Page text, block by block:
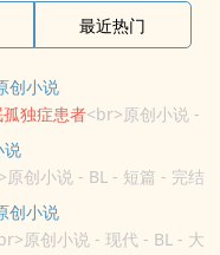
最近热门
创小说
孤独症患者<br>原创小说 -
入<br>
说
原创小说 - BL - 短篇 - 完结
短篇<br>后续可见《脑
创小说
原创小说 - 现代 - BL - 大